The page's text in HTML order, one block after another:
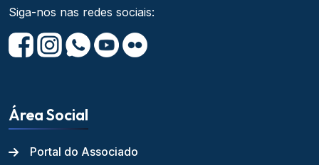
Siga-nos nas redes sociais:
Área Social
Portal do Associado